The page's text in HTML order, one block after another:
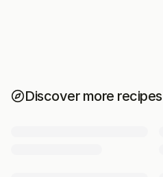
Discover more recipes